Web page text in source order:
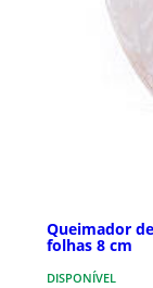
Queimador
folhas 8 cm
DISPONÍVEL